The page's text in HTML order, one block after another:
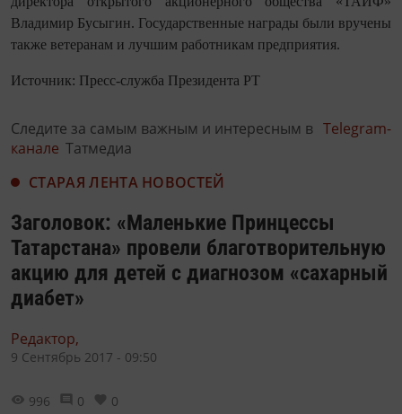
Владимир Бусыгин. Государственные награды были вручены
также ветеранам и лучшим работникам предприятия.
Источник: Пресс-служба Президента РТ
Следите за самым важным и интересным в Telegram-
канале Татмедиа
СТАРАЯ ЛЕНТА НОВОСТЕЙ
Заголовок: «Маленькие Принцессы
Татарстана» провели благотворительную
акцию для детей с диагнозом «сахарный
диабет»
Редактор,
9 Сентябрь 2017 - 09:50
996 0 0